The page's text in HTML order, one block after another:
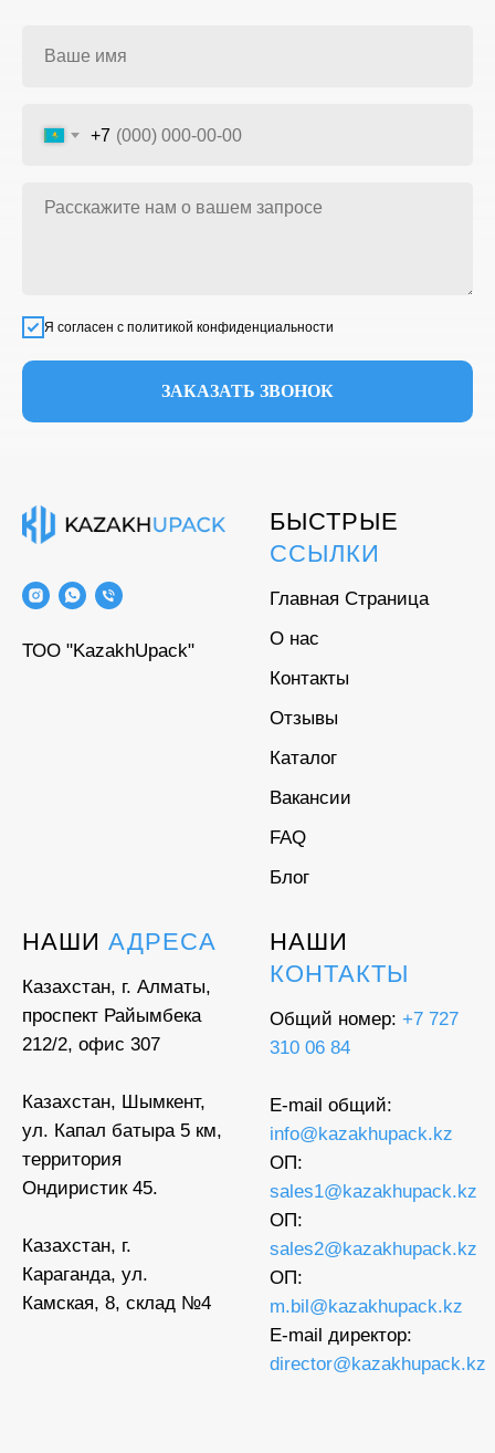
+7
Я согласен с политикой конфиденциальности
ЗАКАЗАТЬ ЗВОНОК
ТОО "KazakhUpack"
БЫСТРЫЕ
ССЫЛКИ
Главная Страница
О нас
Контакты
Отзывы
Каталог
Вакансии
FAQ
Блог
НАШИ АДРЕСА
Казахстан, г. Алматы,
проспект Райымбека
212/2, офис 307
Казахстан, Шымкент,
ул. Капал батыра 5 км,
территория
Ондиристик 45.
Казахстан, г.
Караганда, ул.
Камская, 8, склад №4
НАШИ
КОНТАКТЫ
Общий номер: +7 727
310 06 84
E-mail общий:
info@kazakhupack.kz
ОП:
sales1@kazakhupack.kz
ОП:
sales2@kazakhupack.kz
ОП:
m.bil@kazakhupack.kz
E-mail директор:
director@kazakhupack.kz